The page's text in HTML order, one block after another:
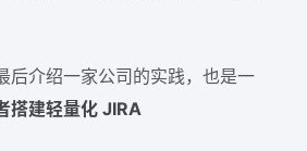
后介绍一家公司的实践，也是一
搭建轻量化 JIRA